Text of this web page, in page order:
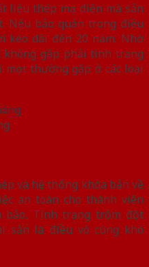
liệu thép mạ điện mà sản
Nếu bảo quản trong điều
dài đến 20 năm. Nhờ
gặp phải tình trạng
mọt thường gặp ở các loại
và hệ thống khóa bản về
an toàn cho thành viên
bảo. Tình trạng trộm đột
sản là điều vô cùng khó